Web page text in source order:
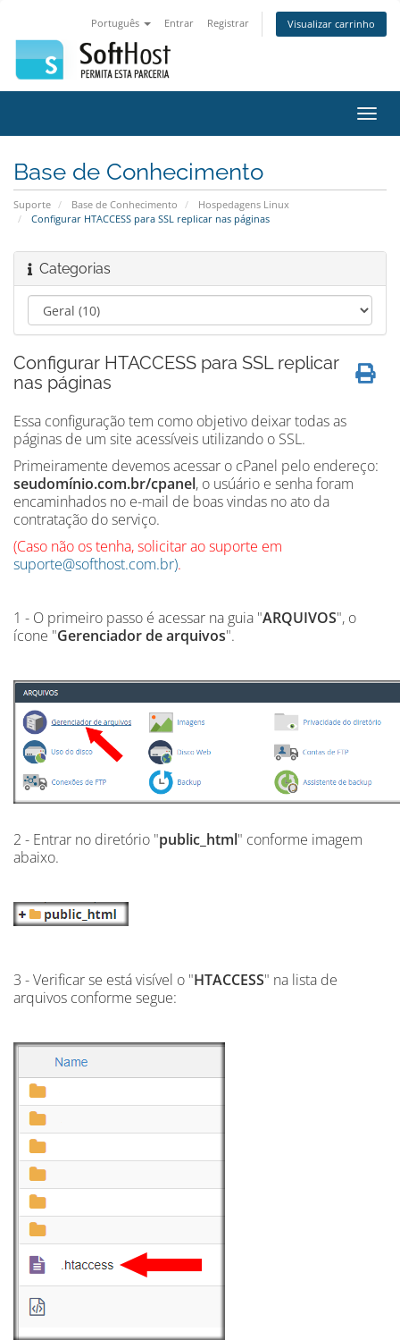
Português Entrar Registrar Visualizar carrinho
Base de Conhecimento
Suporte Base de Conhecimento
Hospedagens Linux
Configurar HTACCESS para SSL replicar nas páginas
Categorias
Configurar HTACCESS para SSL replicar
nas páginas
Essa configuração tem como objetivo deixar todas as
páginas de um site acessíveis utilizando o SSL.
Primeiramente devemos acessar o cPanel pelo endereço:
seudomínio.com.br/cpanel, o usúário e senha foram
encaminhados no e-mail de boas vindas no ato da
contratação do serviço.
(Caso não os tenha, solicitar ao suporte em
suporte@softhost.com.br).
1 - O primeiro passo é acessar na guia "ARQUIVOS", o
ícone "Gerenciador de arquivos".
2 - Entrar no diretório "public_html" conforme imagem
abaixo.
3 - Verificar se está visível o "HTACCESS" na lista de
arquivos conforme segue: